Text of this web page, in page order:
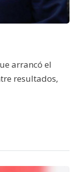
arrancó el
resultados,